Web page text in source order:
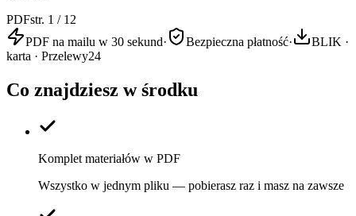
PDFstr. 1 / 12
PDF na mailu w 30 sekund· Bezpieczna płatność·
BLIK ·
karta · Przelewy24
Co znajdziesz w środku
Komplet materiałów w PDF
Wszystko w jednym pliku — pobierasz raz i masz na zawsze